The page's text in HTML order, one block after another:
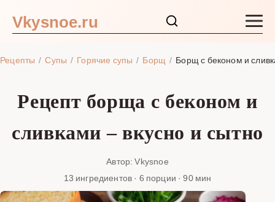
Vkysnoe.ru
Рецепты Супы Горячие супы Борщ Борщ с беконом и
Рецепт борща с беконом и
сливками – вкусно и сытно
Автор: Vkysnoe
13 ингредиентов · 6 порции · 90 мин